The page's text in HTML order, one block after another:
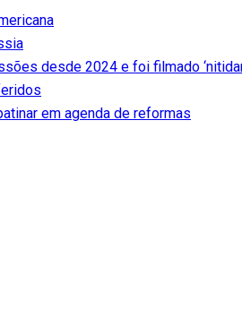
desde 2024 e foi filmado
em agenda de reformas